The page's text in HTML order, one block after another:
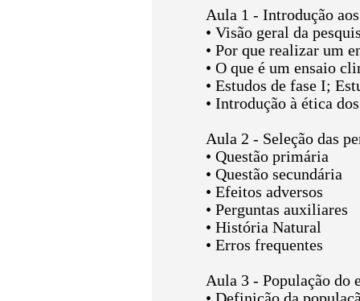
Aula 1 - Introdução
• Visão geral da
• Por que realizar um
• O que é um ensaio
• Estudos de fase I;
• Introdução à ética
Aula 2 - Seleção das
• Questão primária
• Questão secundária
• Efeitos adversos
• Perguntas auxiliares
• História Natural
• Erros frequentes
Aula 3 - População do